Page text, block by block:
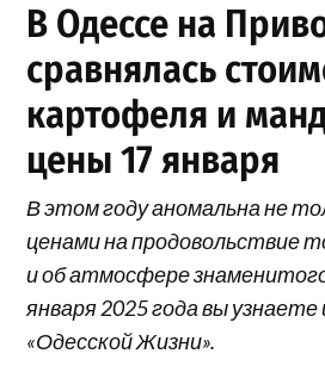
В Одессе на
сравнялась
картофеля и
цены 17 января
В этом году аномальна не
ценами на продовольствие
и об атмосфере
января 2025 года вы
«Одесской Жизни».